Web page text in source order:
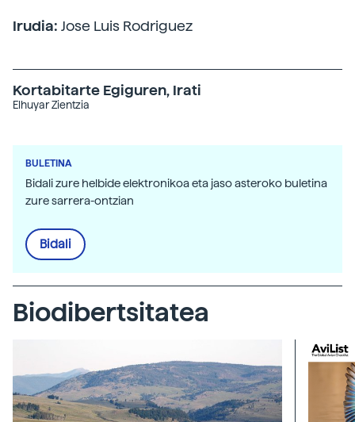
Irudia: Jose Luis Rodriguez
Kortabitarte Egiguren, Irati
Elhuyar Zientzia
BULETINA
Bidali zure helbide elektronikoa eta jaso asteroko buletina
zure sarrera-ontzian
Bidali
Biodibertsitatea